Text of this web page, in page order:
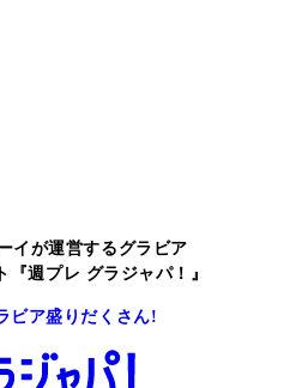
イが運営するグラビア
『週プレ グラジャパ！』
ビア盛りだくさん!